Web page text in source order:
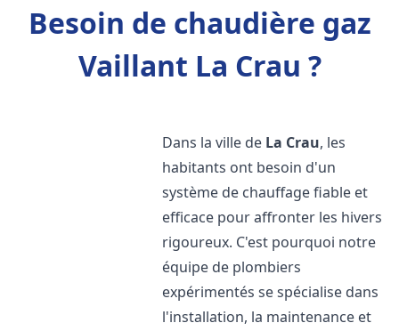
Besoin de chaudière gaz
Vaillant La Crau ?
Dans la ville de La Crau, les
habitants ont besoin d'un
système de chauffage fiable et
efficace pour affronter les hivers
rigoureux. C'est pourquoi notre
équipe de plombiers
expérimentés se spécialise dans
l'installation, la maintenance et